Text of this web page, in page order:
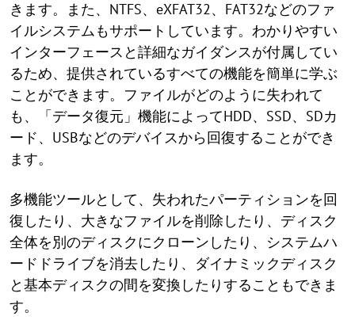
きます。また、NTFS、eXFAT32、FAT32などのファ
イルシステムもサポートしています。わかりやすい
インターフェースと詳細なガイダンスが付属してい
るため、提供されているすべての機能を簡単に学ぶ
ことができます。ファイルがどのように失われて
も、「データ復元」機能によってHDD、SSD、SDカ
ード、USBなどのデバイスから回復することができ
ます。
多機能ツールとして、失われたパーティションを回
復したり、大きなファイルを削除したり、ディスク
全体を別のディスクにクローンしたり、システムハ
ードドライブを消去したり、ダイナミックディスク
と基本ディスクの間を変換したりすることもできま
す。